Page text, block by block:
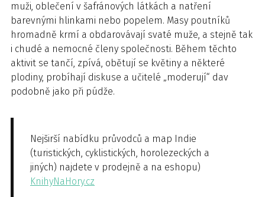
muži, oblečení v šafránových látkách a natření
barevnými hlinkami nebo popelem. Masy poutníků
hromadně krmí a obdarovávají svaté muže, a stejně tak
i chudé a nemocné členy společnosti. Během těchto
aktivit se tančí, zpívá, obětují se květiny a některé
plodiny, probíhají diskuse a učitelé „moderují“ dav
podobně jako při púdže.
Nejširší nabídku průvodců a map Indie
(turistických, cyklistických, horolezeckých a
jiných) najdete v prodejně a na eshopu)
KnihyNaHory.cz